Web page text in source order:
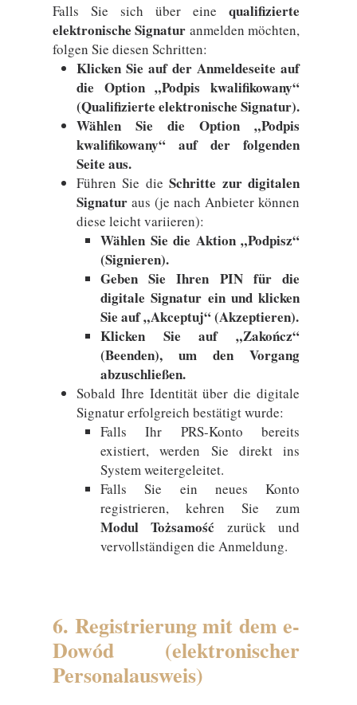
Falls Sie sich über eine qualifizierte
elektronische Signatur anmelden möchten,
folgen Sie diesen Schritten:
Klicken Sie auf der Anmeldeseite auf
die Option „Podpis kwalifikowany“
(Qualifizierte elektronische Signatur).
Wählen Sie die Option „Podpis
kwalifikowany“ auf der folgenden
Seite aus.
Führen Sie dieSchritte zur digitalen
Signatur aus (je nach Anbieter können
diese leicht variieren):
Wählen Sie die Aktion „Podpisz“
(Signieren).
Geben Sie Ihren PIN für die
digitale Signatur ein und klicken
Sie auf „Akceptuj“ (Akzeptieren).
Klicken Sie auf „Zakończ“
(Beenden), um den Vorgang
abzuschließen.
Sobald Ihre Identität über die digitale
Signatur erfolgreich bestätigt wurde:
Falls Ihr PRS-Konto bereits
existiert, werden Sie direkt ins
System weitergeleitet.
Falls Sie ein neues Konto
registrieren, kehren Sie zum
Modul Tożsamość zurück und
vervollständigen die Anmeldung.
6. Registrierung mit dem e-
Dowód (elektronischer
Personalausweis)